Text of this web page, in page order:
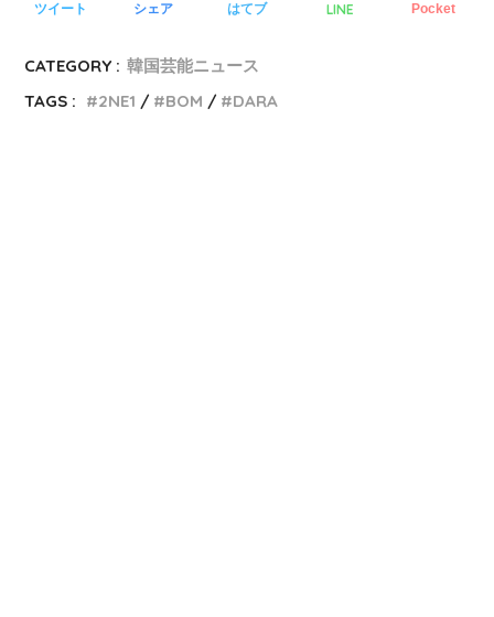
ツイート シェア はてブ LINE Pocket
CATEGORY : 韓国芸能ニュース
TAGS :
2NE1 BOM DARA